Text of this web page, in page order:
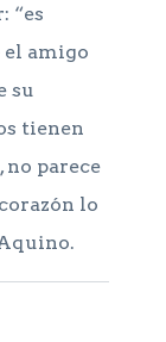
“es
el amigo
su
tienen
no parece
lo